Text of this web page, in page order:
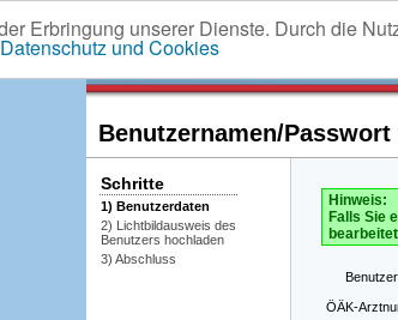
Erbringung unserer Dienste. Durch die
und Cookies
Benutzernamen/
Schritte
1) Benutzerdaten
2) Lichtbildausweis des
Benutzers hochladen
3) Abschluss
Hinweis:
Falls Sie
ÖÄK-